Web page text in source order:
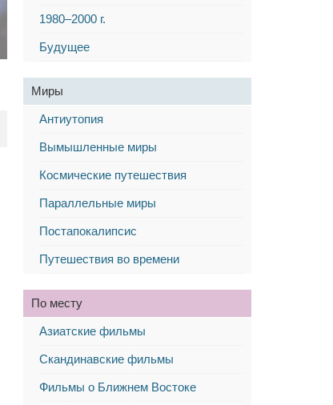
1980–2000 г.
Будущее
Миры
Антиутопия
Вымышленные миры
Космические путешествия
Параллельные миры
Постапокалипсис
Путешествия во времени
По месту
Азиатские фильмы
Скандинавские фильмы
Фильмы о Ближнем Востоке